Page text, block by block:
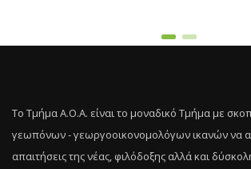
Το Τμήμα Α.Ο.Α. είναι το μοναδικό Τμήμα με
γεωπόνων - γεωργοοικονομολόγων ικανών να
απαιτήσεις της νέας, φιλόδοξης αλλά και